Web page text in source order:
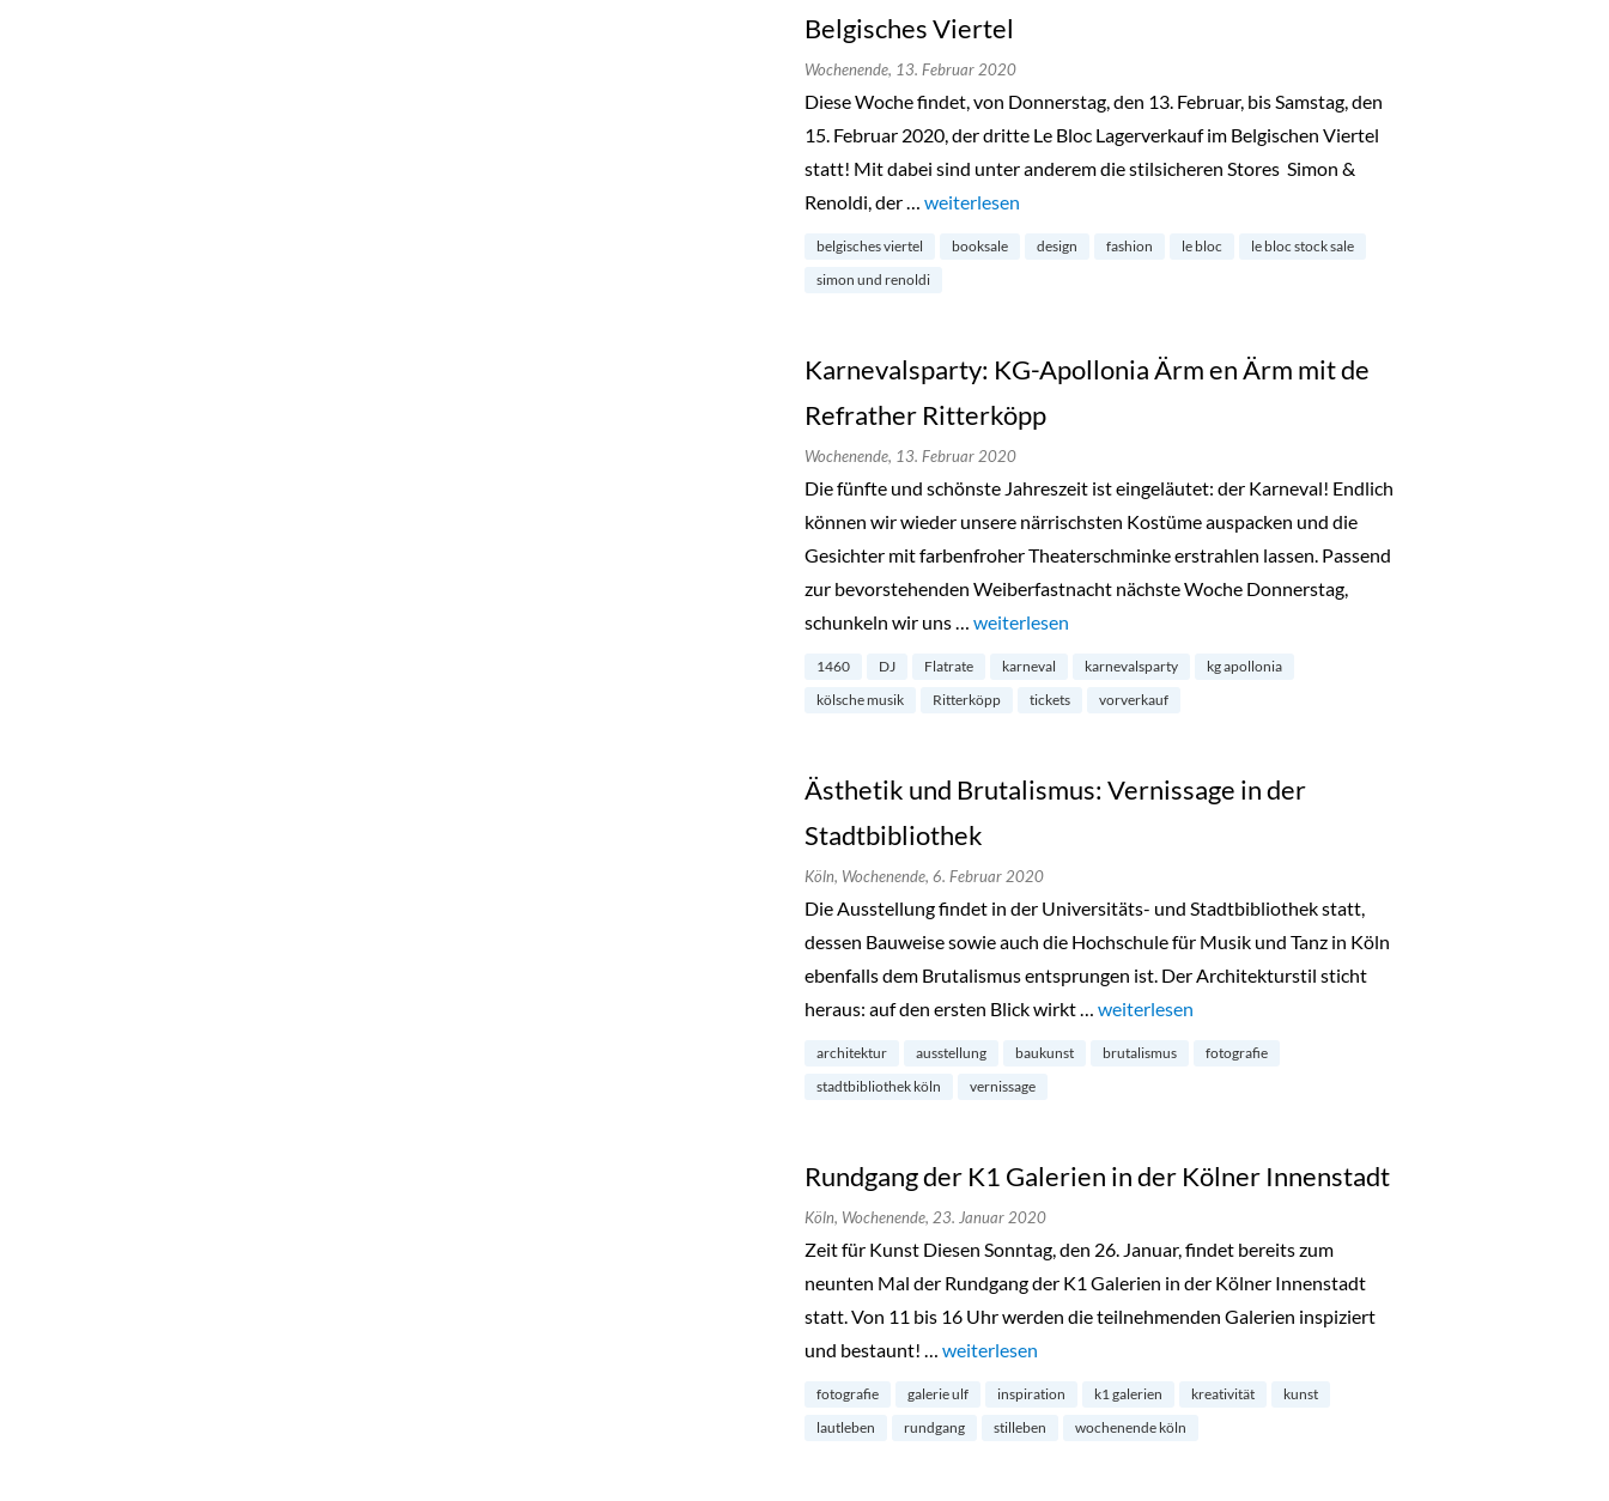
Belgisches Viertel
Wochenende, 13. Februar 2020
Diese Woche findet, von Donnerstag, den 13. Februar, bis Samstag, den
15. Februar 2020, der dritte Le Bloc Lagerverkauf im Belgischen Viertel
statt! Mit dabei sind unter anderem die stilsicheren Stores Simon &
Renoldi, der … „Le Bloc Stock Sale bei Simon & Renoldi im Belgisches Viertel“
weiterlesen
belgisches viertel booksale design fashion le bloc
le bloc stock sale
simon und renoldi
Karnevalsparty: KG-Apollonia Ärm en Ärm mit de
Refrather Ritterköpp
Wochenende, 13. Februar 2020
Die fünfte und schönste Jahreszeit ist eingeläutet: der Karneval! Endlich
können wir wieder unsere närrischsten Kostüme auspacken und die
Gesichter mit farbenfroher Theaterschminke erstrahlen lassen. Passend
zur bevorstehenden Weiberfastnacht nächste Woche Donnerstag,
schunkeln wir uns … „Karnevalsparty: KG-Apollonia Ärm en Ärm mit de Refrather Ritterköpp“
weiterlesen
1460 DJ Flatrate karneval karnevalsparty
kg apollonia
kölsche musik
Ritterköpp tickets vorverkauf
Ästhetik und Brutalismus: Vernissage in der
Stadtbibliothek
Köln, Wochenende, 6. Februar 2020
Die Ausstellung findet in der Universitäts- und Stadtbibliothek statt,
dessen Bauweise sowie auch die Hochschule für Musik und Tanz in Köln
ebenfalls dem Brutalismus entsprungen ist. Der Architekturstil sticht
heraus: auf den ersten Blick wirkt … „Ästhetik und Brutalismus: Vernissage in der Stadtbibliothek“
weiterlesen
architektur ausstellung baukunst brutalismus
fotografie
stadtbibliothek köln
vernissage
Rundgang der K1 Galerien in der Kölner Innenstadt
Köln, Wochenende, 23. Januar 2020
Zeit für Kunst Diesen Sonntag, den 26. Januar, findet bereits zum
neunten Mal der Rundgang der K1 Galerien in der Kölner Innenstadt
statt. Von 11 bis 16 Uhr werden die teilnehmenden Galerien inspiziert
und bestaunt! … „Rundgang der K1 Galerien in der Kölner Innenstadt“
weiterlesen
fotografie galerie ulf inspiration k1 galerien kreativität
kunst
lautleben
rundgang stilleben wochenende köln